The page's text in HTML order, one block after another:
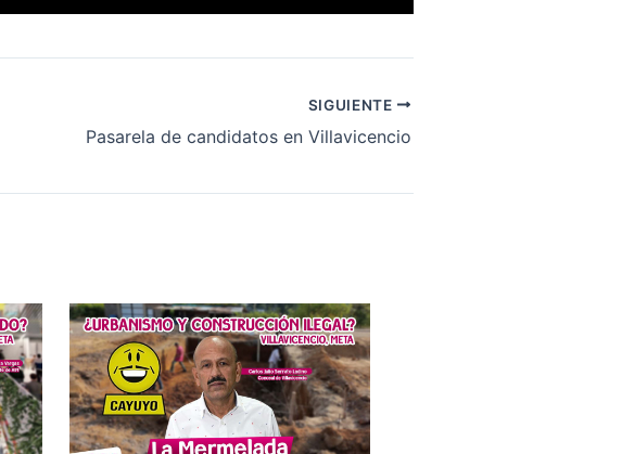
SIGUIENTE
Pasarela de candidatos en Villavicencio